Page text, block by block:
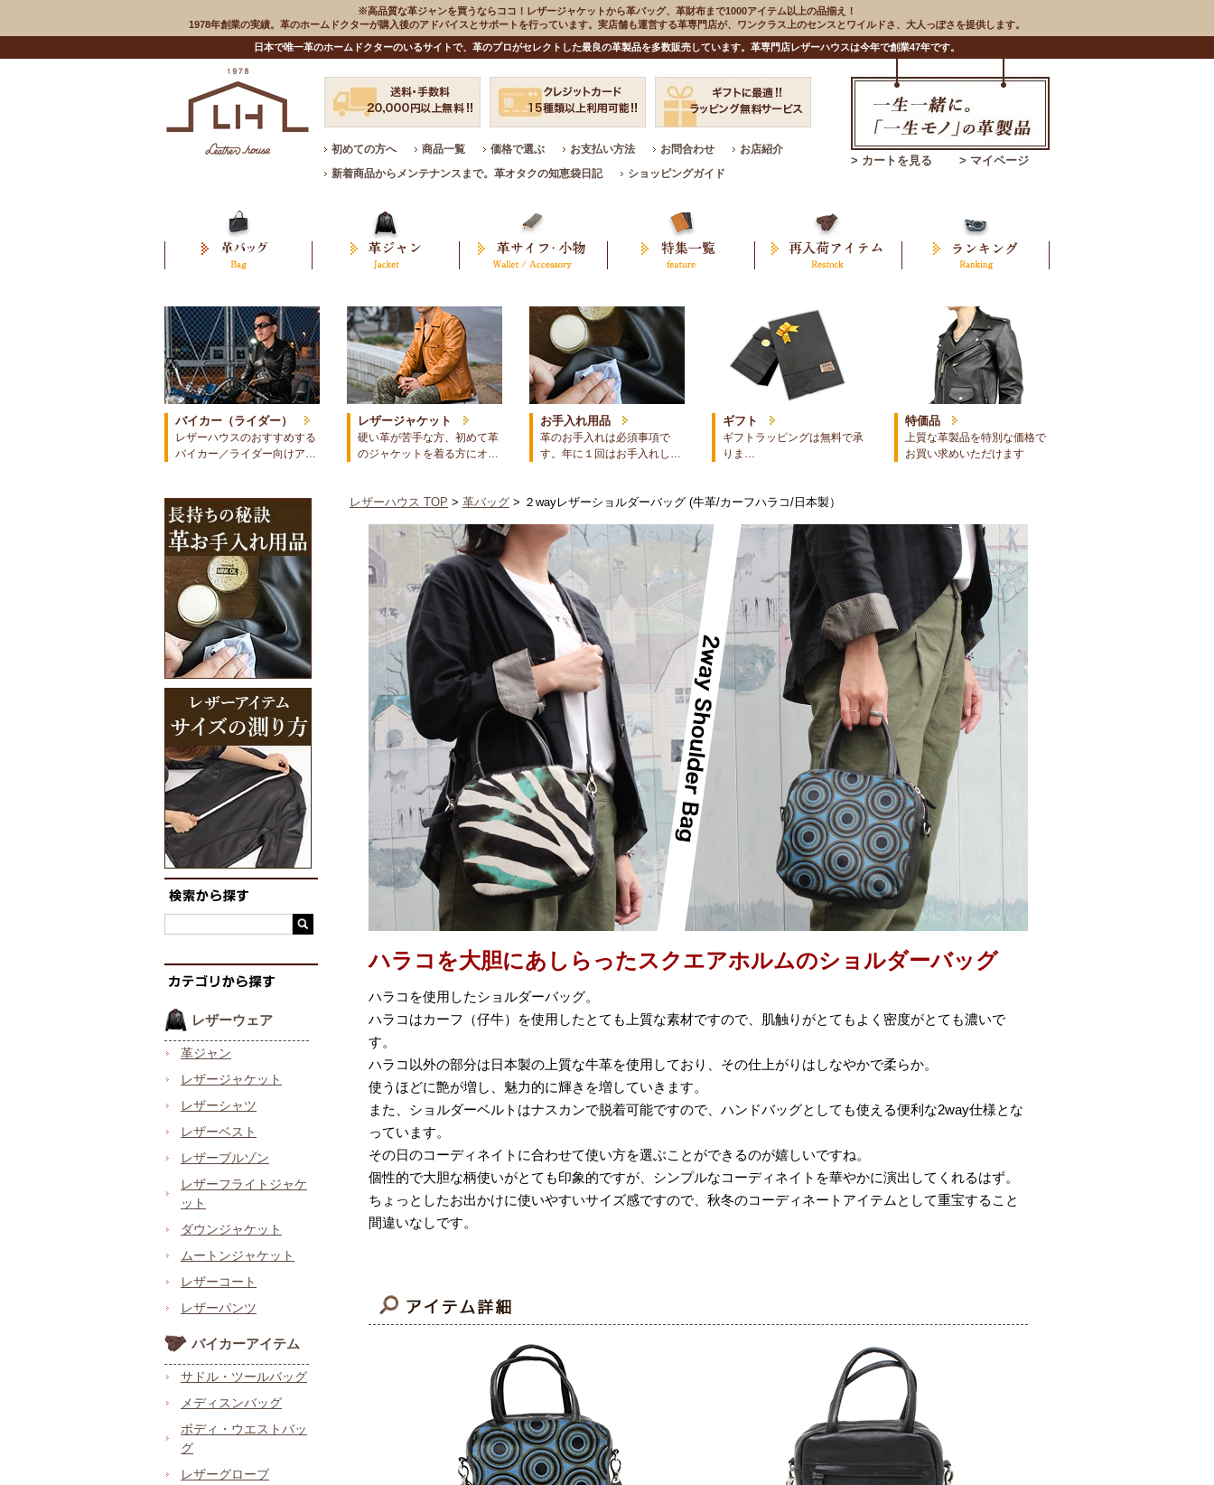
※高品質な革ジャンを買うならココ！レザージャケットから革バッグ、革財布まで1000アイテム以上の品揃え！
1978年創業の実績。革のホームドクターが購入後のアドバイスとサポートを行っています。実店舗も運営する革専門店が、ワンクラス上のセンスとワイルドさ、大人っぽさを提供します。
日本で唯一革のホームドクターのいるサイトで、革のプロがセレクトした最良の革製品を多数販売しています。革専門店レザーハウスは今年で創業47年です。
初めての方へ 商品一覧 価格で選ぶ お支払い方法 お問合わせ
お店紹介
新着商品からメンテナンスまで。革オタクの知恵袋日記
ショッピングガイド
> カートを見る > マイページ
バイカー（ライダー）
レザーハウスのおすすめする
バイカー／ライダー向けア…
レザージャケット
硬い革が苦手な方、初めて革
のジャケットを着る方にオ…
お手入れ用品
革のお手入れは必須事項で
す。年に１回はお手入れし…
ギフト
ギフトラッピングは無料で承
りま…
特価品
上質な革製品を特別な価格で
お買い求めいただけます
レザーウェア
革ジャン
レザージャケット
レザーシャツ
レザーベスト
レザーブルゾン
レザーフライトジャケ
ット
ダウンジャケット
ムートンジャケット
レザーコート
レザーパンツ
バイカーアイテム
サドル・ツールバッグ
メディスンバッグ
ボディ・ウエストバッ
グ
レザーグローブ
レザーハウス TOP > 革バッグ > ２wayレザーショルダーバッグ (牛革/カーフハラコ/日本製）
ハラコを大胆にあしらったスクエアホルムのショルダーバッグ
ハラコを使用したショルダーバッグ。
ハラコはカーフ（仔牛）を使用したとても上質な素材ですので、肌触りがとてもよく密度がとても濃いで
す。
ハラコ以外の部分は日本製の上質な牛革を使用しており、その仕上がりはしなやかで柔らか。
使うほどに艶が増し、魅力的に輝きを増していきます。
また、ショルダーベルトはナスカンで脱着可能ですので、ハンドバッグとしても使える便利な2way仕様とな
っています。
その日のコーディネイトに合わせて使い方を選ぶことができるのが嬉しいですね。
個性的で大胆な柄使いがとても印象的ですが、シンプルなコーディネイトを華やかに演出してくれるはず。
ちょっとしたお出かけに使いやすいサイズ感ですので、秋冬のコーディネートアイテムとして重宝すること
間違いなしです。